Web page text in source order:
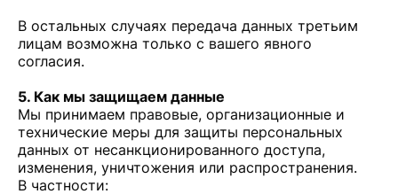
В остальных случаях передача данных третьим
лицам возможна только с вашего явного
согласия.
5. Как мы защищаем данные
Мы принимаем правовые, организационные и
технические меры для защиты персональных
данных от несанкционированного доступа,
изменения, уничтожения или распространения.
В частности: